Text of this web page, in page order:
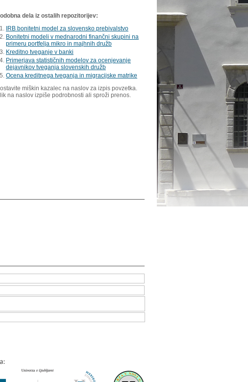
dela iz ostalih repozitorijev:
IRB bonitetni model za slovensko prebivalstvo
Bonitetni modeli v mednarodni finančni skupini na
primeru portfelja mikro in majhnih družb
Kreditno tveganje v banki
Primerjava statističnih modelov za ocenjevanje
dejavnikov tveganja slovenskih družb
Ocena kreditnega tveganja in migracijske matrike
miškin kazalec na naslov za izpis povzetka.
na naslov izpiše podrobnosti ali sproži prenos.